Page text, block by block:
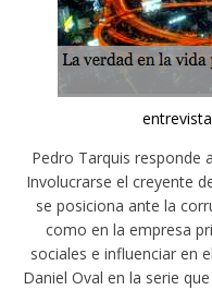
Pedro Tarquis responde
Involucrarse el creyente
se posiciona ante la
como en la empresa
sociales e influenciar en
Daniel Oval en la serie